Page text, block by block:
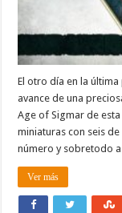
El otro día en la
avance de una
Age of Sigmar de
miniaturas con seis
número y sobretodo
Ver más